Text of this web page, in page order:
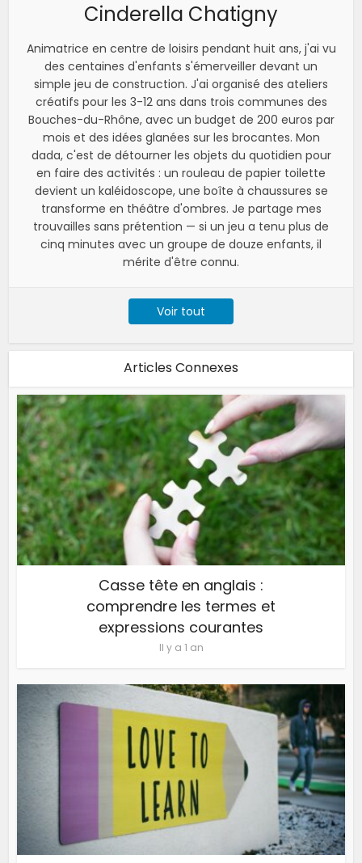
Cinderella Chatigny
Animatrice en centre de loisirs pendant huit ans, j'ai vu
des centaines d'enfants s'émerveiller devant un
simple jeu de construction. J'ai organisé des ateliers
créatifs pour les 3-12 ans dans trois communes des
Bouches-du-Rhône, avec un budget de 200 euros par
mois et des idées glanées sur les brocantes. Mon
dada, c'est de détourner les objets du quotidien pour
en faire des activités : un rouleau de papier toilette
devient un kaléidoscope, une boîte à chaussures se
transforme en théâtre d'ombres. Je partage mes
trouvailles sans prétention — si un jeu a tenu plus de
cinq minutes avec un groupe de douze enfants, il
mérite d'être connu.
Voir tout
Articles Connexes
Casse tête en anglais :
comprendre les termes et
expressions courantes
Il y a 1 an